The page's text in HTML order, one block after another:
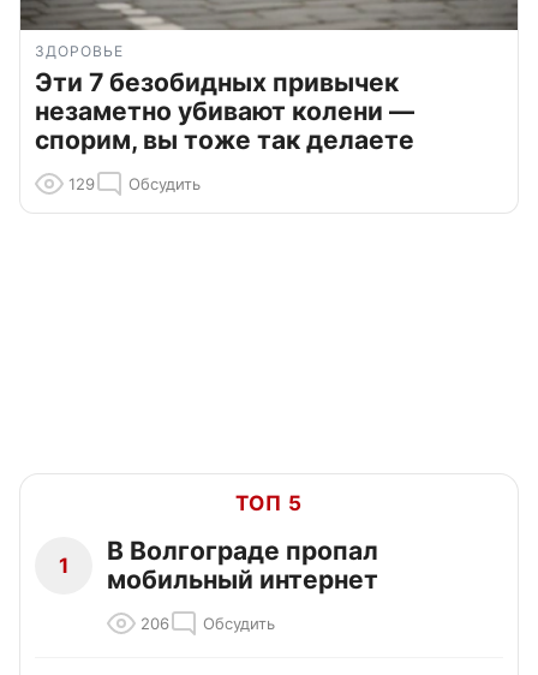
ЗДОРОВЬЕ
Эти 7 безобидных привычек
незаметно убивают колени —
спорим, вы тоже так делаете
129 Обсудить
ТОП 5
1
В Волгограде пропал
мобильный интернет
206 Обсудить